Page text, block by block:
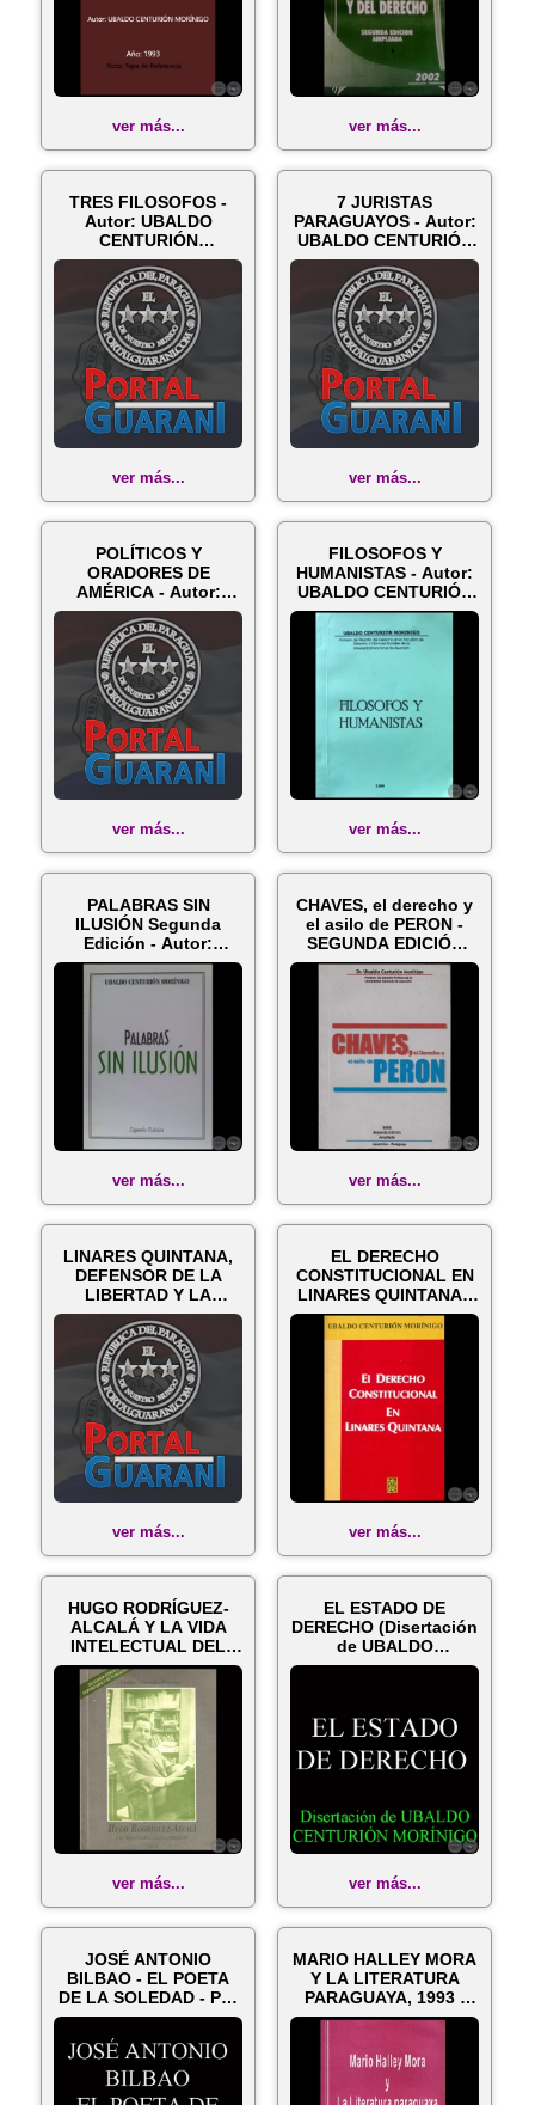
ver más... ver más...
TRES FILOSOFOS -
Autor: UBALDO
CENTURIÓN
MORÍNIGO - Año: 2003
ver más...
7 JURISTAS
PARAGUAYOS - Autor:
UBALDO CENTURIÓN
MORÍNIGO - Año 20...
ver más...
POLÍTICOS Y
ORADORES DE
AMÉRICA - Autor:
UBALDO CENTURIÓN
MORÍNIG...
ver más...
FILOSOFOS Y
HUMANISTAS - Autor:
UBALDO CENTURIÓN
MORÍNIGO - Año 2...
ver más...
PALABRAS SIN
ILUSIÓN Segunda
Edición - Autor:
UBALDO CENTURIÓN
M...
ver más...
CHAVES, el derecho y
el asilo de PERON -
SEGUNDA EDICIÓN
AMPLIADA...
ver más...
LINARES QUINTANA,
DEFENSOR DE LA
LIBERTAD Y LA
CONSTITUCIÓN
NACIO...
ver más...
EL DERECHO
CONSTITUCIONAL EN
LINARES QUINTANA -
Autor: UBALDO CEN...
ver más...
HUGO RODRÍGUEZ-
ALCALÁ Y LA VIDA
INTELECTUAL DEL
PARAGUAY, 1993 - ...
ver más...
EL ESTADO DE
DERECHO (Disertación
de UBALDO
CENTURIÓN
ver más...
JOSÉ ANTONIO
BILBAO - EL POETA
DE LA SOLEDAD - Por
UBALDO CENTURI...
MARIO HALLEY MORA
Y LA LITERATURA
PARAGUAYA, 1993 -
Por UBALDO CE...